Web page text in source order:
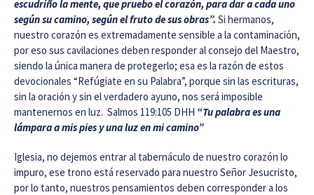
escudriño la mente, que pruebo el corazón, para dar a cada uno
según su camino, según el fruto de sus obras”. Si hermanos,
nuestro corazón es extremadamente sensible a la contaminación,
por eso sus cavilaciones deben responder al consejo del Maestro,
siendo la única manera de protegerlo; esa es la razón de estos
devocionales “Refúgiate en su Palabra”, porque sin las escrituras,
sin la oración y sin el verdadero ayuno, nos será imposible
mantenernos en luz. Salmos 119:105 DHH “Tu palabra es una
lámpara a mis pies y una luz en mi camino”
Iglesia, no dejemos entrar al tabernáculo de nuestro corazón lo
impuro, ese trono está reservado para nuestro Señor Jesucristo,
por lo tanto, nuestros pensamientos deben corresponder a los